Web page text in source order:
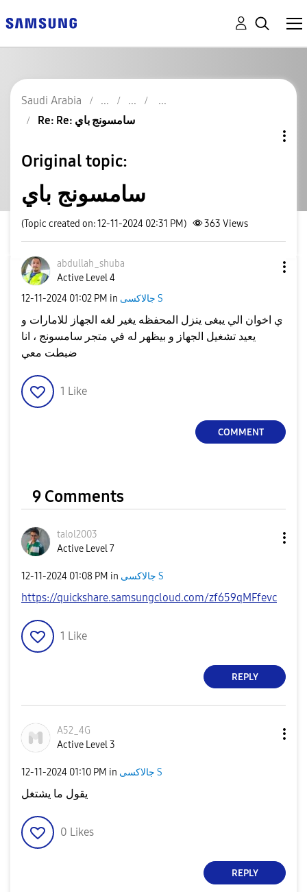
Saudi Arabia
Re: Re: سامسونج باي
Original topic:
سامسونج باي
(Topic created on: 12-11-2024 02:31 PM) 363 Views
abdullah_shuba
Active Level 4
‎12-11-2024 01:02 PM in جالاكسى S
ي اخوان الي يبغى ينزل المحفظه يغير لغه الجهاز للامارات و
يعيد تشغيل الجهاز و بيظهر له في متجر سامسونج ، انا
ضبطت معي
1 Like
COMMENT
9 Comments
talol2003
Active Level 7
‎12-11-2024 01:08 PM in جالاكسى S
https://quickshare.samsungcloud.com/zf659qMFfevc‎
1 Like
REPLY
A52_4G
Active Level 3
‎12-11-2024 01:10 PM in جالاكسى S
يقول ما يشتغل
0 Likes
REPLY